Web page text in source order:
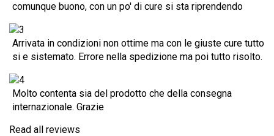
comunque buono, con un po' di cure si sta riprendendo
Arrivata in condizioni non ottime ma con le giuste cure tutto
si e sistemato. Errore nella spedizione ma poi tutto risolto.
Molto contenta sia del prodotto che della consegna
internazionale. Grazie
Read all reviews